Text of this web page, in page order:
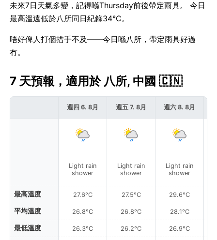
未來7日天氣多變，記得喺Thursday前後帶定雨具。 今日
最高溫遠低於八所同日紀錄34°C。
唔好俾人打個措手不及——今日喺八所，帶定雨具好過
冇。
7 天預報，適用於 八所, 中國 🇨🇳
最高溫度
平均溫度
最低溫度
週四 6. 8月
Light rain
shower
27.6°C
26.8°C
26.3°C
週五 7. 8月
Light rain
shower
27.5°C
26.8°C
26.2°C
週六 8. 8月
Light rain
shower
29.6°C
28.1°C
26.9°C